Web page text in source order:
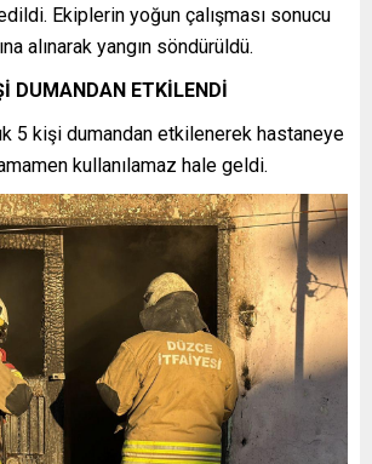
Ekiplerin yoğun çalışması sonucu
alınarak yangın söndürüldü.
DUMANDAN ETKİLENDİ
5 kişi dumandan etkilenerek hastaneye
kullanılamaz hale geldi.